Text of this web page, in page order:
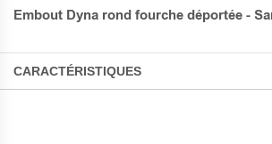
Embout Dyna rond fourche déportée -
CARACTÉRISTIQUES